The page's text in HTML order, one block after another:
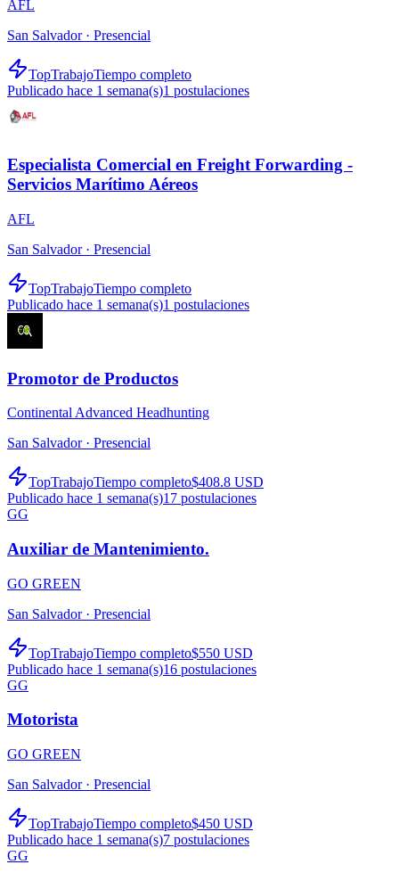
AFL
San Salvador · Presencial
TopTrabajoTiempo completo
Publicado hace 1 semana(s)1 postulaciones
Especialista Comercial en Freight Forwarding -
Servicios Marítimo Aéreos
AFL
San Salvador · Presencial
TopTrabajoTiempo completo
Publicado hace 1 semana(s)1 postulaciones
Promotor de Productos
Continental Advanced Headhunting
San Salvador · Presencial
TopTrabajoTiempo completo$408.8 USD
Publicado hace 1 semana(s)17 postulaciones
GG
Auxiliar de Mantenimiento.
GO GREEN
San Salvador · Presencial
TopTrabajoTiempo completo$550 USD
Publicado hace 1 semana(s)16 postulaciones
GG
Motorista
GO GREEN
San Salvador · Presencial
TopTrabajoTiempo completo$450 USD
Publicado hace 1 semana(s)7 postulaciones
GG